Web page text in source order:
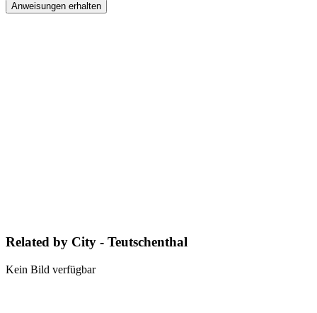
Anweisungen erhalten
Related by City - Teutschenthal
Kein Bild verfügbar